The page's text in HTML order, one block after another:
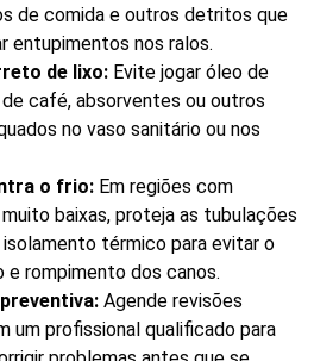
de comida e outros detritos que
entupimentos nos ralos.
de lixo: Evite jogar óleo de
de café, absorventes ou outros
no vaso sanitário ou nos
o frio: Em regiões com
baixas, proteja as tubulações
térmico para evitar o
e rompimento dos canos.
Agende revisões
um profissional qualificado para